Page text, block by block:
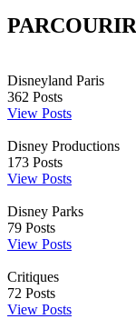
Disneyland Paris
362 Posts
View Posts
Disney Productions
173 Posts
View Posts
Disney Parks
79 Posts
View Posts
Critiques
72 Posts
View Posts